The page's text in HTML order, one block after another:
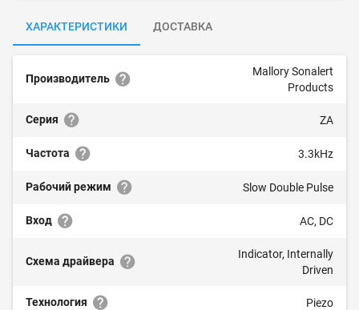
ХАРАКТЕРИСТИКИ ДОСТАВКА
Производитель
Mallory Sonalert
Products
Серия ZA
Частота 3.3kHz
Рабочий режим Slow Double Pulse
Вход AC, DC
Схема драйвера
Indicator, Internally
Driven
Технология Piezo